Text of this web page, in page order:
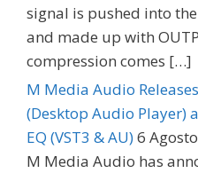
signal is pushed into
and made up with
compression comes […]
M Media Audio
(Desktop Audio Player)
EQ (VST3 & AU)6
M Media Audio has